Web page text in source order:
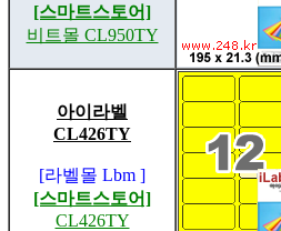
[스마트스토어]
비트몰 CL950TY
아이라벨
CL426TY
[라벨몰 Lbm ]
[스마트스토어]
CL426TY